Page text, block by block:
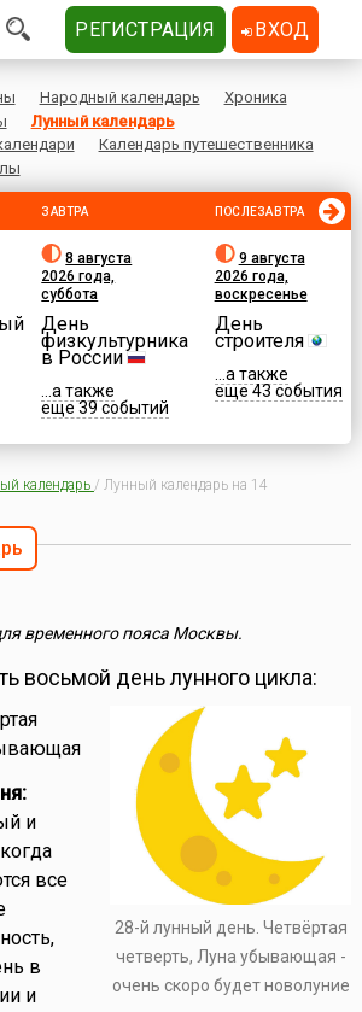
Народный календарь
Хроника
Лунный календарь
Календарь путешественника
ЗАВТРА
8 августа
2026 года,
суббота
День
физкультурника
в России
...а также
еще 39 событий
ПОСЛЕЗАВТРА
9 августа
2026 года,
воскресенье
День
строителя
...а также
еще 43 события
календарь / Лунный календарь на 14
временного пояса Москвы.
восьмой день лунного цикла:
28-й лунный день. Четвёртая
четверть, Луна убывающая -
очень скоро будет новолуние
и
все
в
и
РЕГИСТРАЦИЯ ВХОД